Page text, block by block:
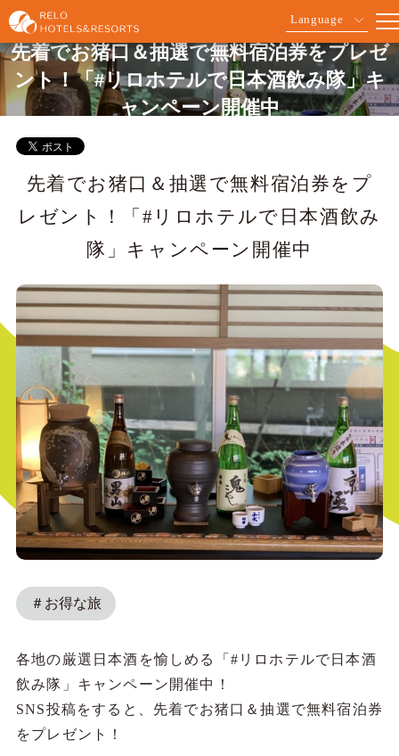
Language
先着でお猪口＆抽選で無料宿泊券をプレゼ
ント！「#リロホテルで日本酒飲み隊」キ
ャンペーン開催中
先着でお猪口＆抽選で無料宿泊券をプ
レゼント！「#リロホテルで日本酒飲み
隊」キャンペーン開催中
＃お得な旅
各地の厳選日本酒を愉しめる「#リロホテルで日本酒
飲み隊」キャンペーン開催中！
SNS投稿をすると、先着でお猪口＆抽選で無料宿泊券
をプレゼント！